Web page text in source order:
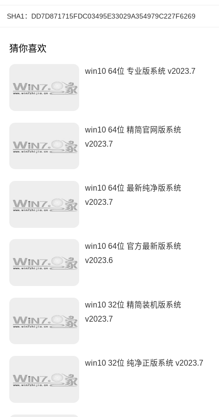
SHA1：DD7D871715FDC03495E33029A354979C227F6269
猜你喜欢
win10 64位 专业版系统 v2023.7
win10 64位 精简官网版系统
v2023.7
win10 64位 最新纯净版系统
v2023.7
win10 64位 官方最新版系统
v2023.6
win10 32位 精简装机版系统
v2023.7
win10 32位 纯净正版系统 v2023.7